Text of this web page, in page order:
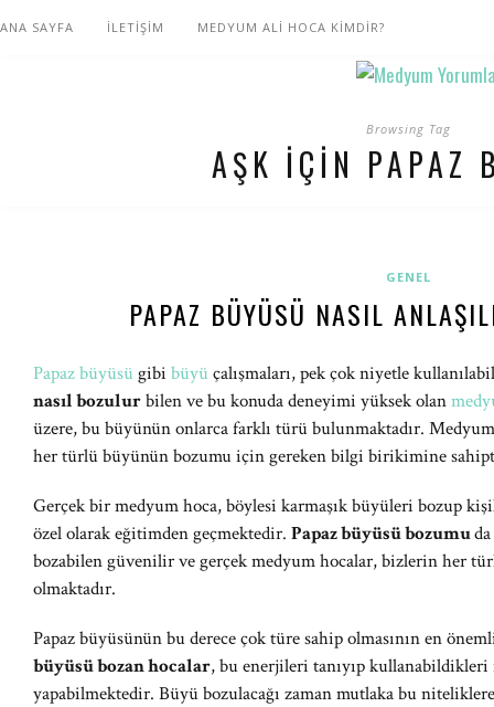
ANA SAYFA İLETİŞİM MEDYUM ALİ HOCA KİMDİR?
Browsing Tag
AŞK IÇIN PAPAZ
GENEL
PAPAZ BÜYÜSÜ NASIL
Papaz büyüsü gibi büyü çalışmaları, pek çok niyetle
nasıl bozulurbilen ve bu konuda deneyimi yüksek olan
üzere, bu büyünün onlarca farklı türü bulunmaktadır.
her türlü büyünün bozumu için gereken bilgi birikimine
Gerçek bir medyum hoca, böylesi karmaşık büyüleri bozup
özel olarak eğitimden geçmektedir. Papaz büyüsü bozumu
bozabilen güvenilir ve gerçek medyum hocalar, bizlerin her
olmaktadır.
Papaz büyüsünün bu derece çok türe sahip olmasının en
büyüsü bozan hocalar, bu enerjileri tanıyıp
yapabilmektedir. Büyü bozulacağı zaman mutlaka bu